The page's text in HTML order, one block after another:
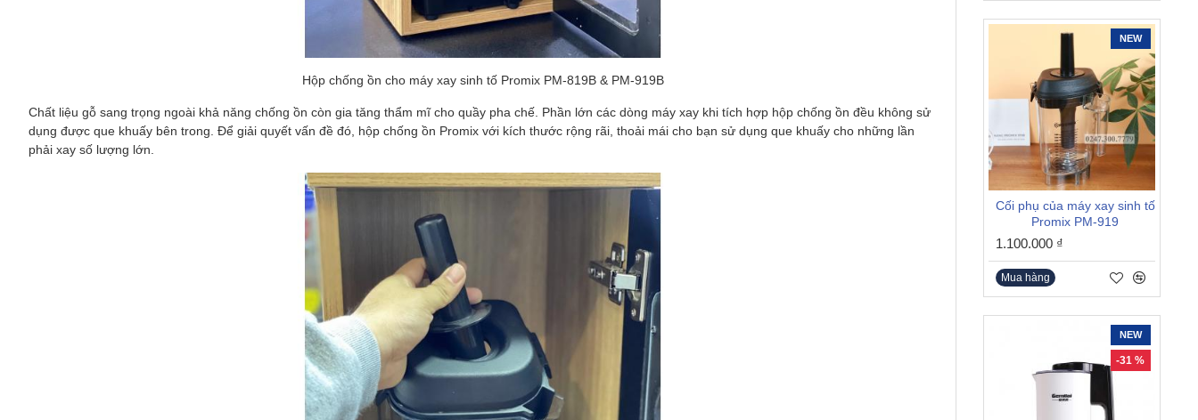
Hộp chống ồn cho máy xay sinh tố Promix PM-819B & PM-919B
Chất liệu gỗ sang trọng ngoài khả năng chống ồn còn gia tăng thẩm mĩ cho quầy pha chế. Phần lớn các dòng máy xay khi tích hợp hộp chống ồn đều không sử
dụng được que khuấy bên trong. Để giải quyết vấn đề đó, hộp chống ồn Promix với kích thước rộng rãi, thoải mái cho bạn sử dụng que khuấy cho những lần
phải xay số lượng lớn.
NEW
Cối phụ của máy xay sinh tố
Promix PM-919
1.100.000 ₫
Mua hàng
NEW
-31 %